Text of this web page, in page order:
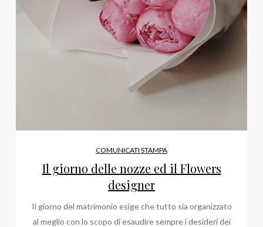
COMUNICATI STAMPA
Il giorno delle nozze ed il Flowers
designer
Il giorno del matrimonio esige che tutto sia organizzato
al meglio con lo scopo di esaudire sempre i desideri dei